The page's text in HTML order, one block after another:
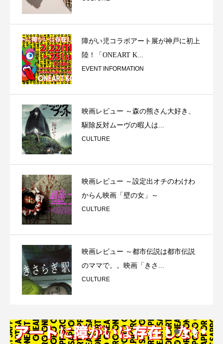
障がい児コラボアート展が神戸に初上
陸！「ONEART K...
EVENT INFORMATION
映画レビュー ～森の熊さん大好き、
駆除反対ムーヴの暇人は...
CULTURE
映画レビュー ～設定出オチのわけわ
からん映画「壁の女」～
CULTURE
映画レビュー ～都市伝説は都市伝説
のママで。。映画「きさ...
CULTURE